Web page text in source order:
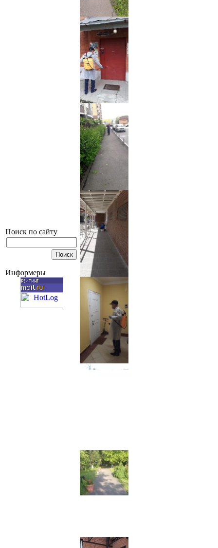
Поиск по сайту
Информеры